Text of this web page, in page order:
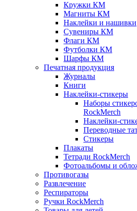
Кружки КМ
Магниты КМ
Наклейки и нашивки
Сувениры КМ
Флаги КМ
Футболки КМ
Шарфы КМ
Печатная продукция
Журналы
Книги
Наклейки-стикеры
Наборы
RockMerch
Наклейки-
Переводные
Стикеры
Плакаты
Тетради RockMerch
Фотоальбомы и
Противогазы
Развлечение
Респираторы
Ручки RockMerch